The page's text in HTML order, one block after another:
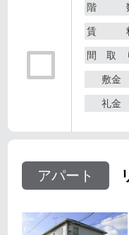
階
賃
間 取
敷金
礼金
アパート